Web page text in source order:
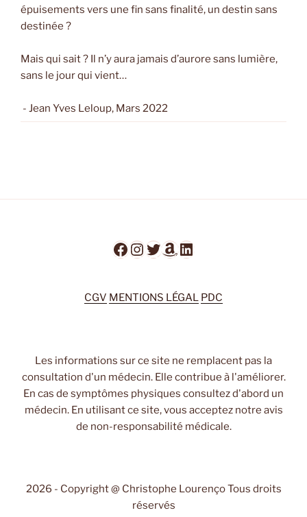
épuisements vers une fin sans finalité, un destin sans
destinée ?
Mais qui sait ? Il n’y aura jamais d’aurore sans lumière,
sans le jour qui vient…
- Jean Yves Leloup, Mars 2022
Facebook
Instagram
Twitter
Amazon
LinkedIn
CGV MENTIONS LÉGAL PDC
Les informations sur ce site ne remplacent pas la
consultation d'un médecin. Elle contribue à l'améliorer.
En cas de symptômes physiques consultez d'abord un
médecin. En utilisant ce site, vous acceptez notre avis
de non-responsabilité médicale.
2026 - Copyright @ Christophe Lourenço Tous droits
réservés